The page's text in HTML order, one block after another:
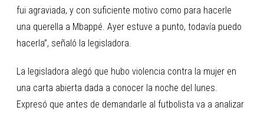
fui agraviada, y con suficiente motivo como para hacerle
una querella a Mbappé. Ayer estuve a punto, todavía puedo
hacerla”, señaló la legisladora.
La legisladora alegó que hubo violencia contra la mujer en
una carta abierta dada a conocer la noche del lunes.
Expresó que antes de demandarle al futbolista va a analizar